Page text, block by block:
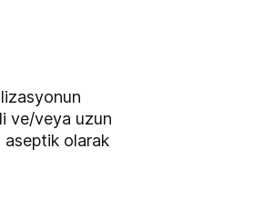
ve/veya uzun
aseptik olarak